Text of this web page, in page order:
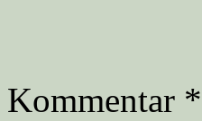
Kommentar *